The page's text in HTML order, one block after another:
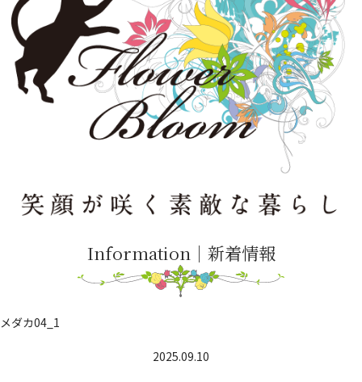
Information｜新着情報
メダカ04_1
2025.09.10